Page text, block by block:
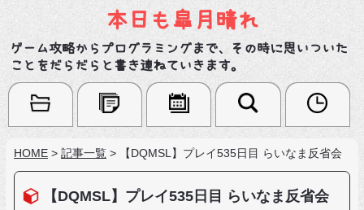
本日も皐月晴れ
ゲーム攻略からプログラミングまで、その時に思いついた
ことをだらだらと書き連ねていきます。
HOME > 記事一覧 > 【DQMSL】プレイ535日目 らいなま反省会
【DQMSL】プレイ535日目 らいなま反省会